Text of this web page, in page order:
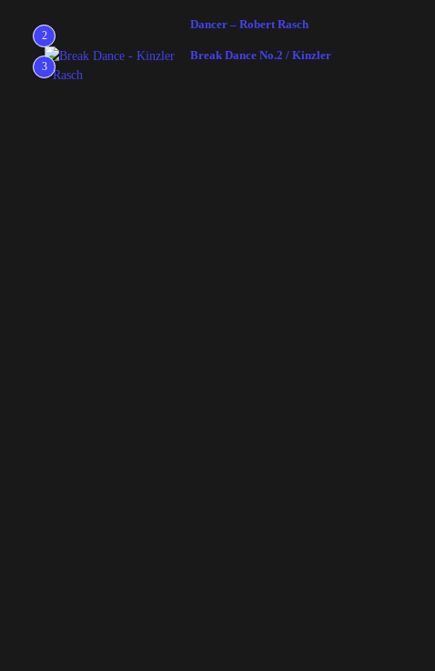
2
Dancer – Robert Rasch
3
Break Dance No.2 / Kinzler